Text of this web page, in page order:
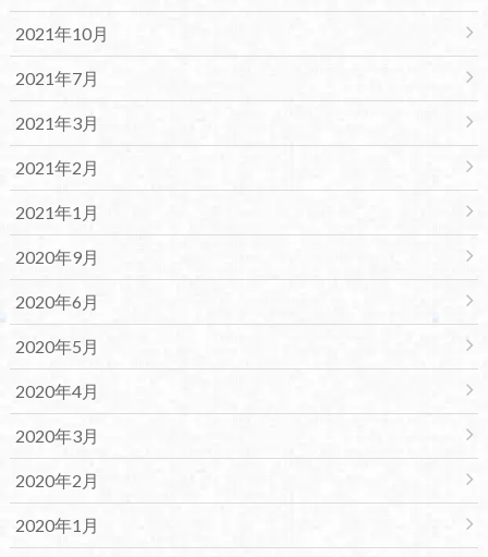
2021年10月
2021年7月
2021年3月
2021年2月
2021年1月
2020年9月
2020年6月
2020年5月
2020年4月
2020年3月
2020年2月
2020年1月